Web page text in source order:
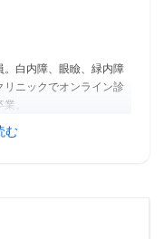
白内障、眼瞼、緑内障
リニックでオンライン診
。
む